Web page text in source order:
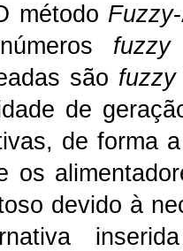
método Fuzzy
fuzzy
são fuzzy
de
de forma
os
devido à